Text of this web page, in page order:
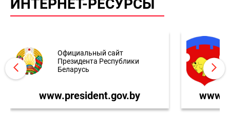
ИНТЕРНЕТ-РЕСУРСЫ
Официальный сайт
Президента Республики
Беларусь
www.president.gov.by